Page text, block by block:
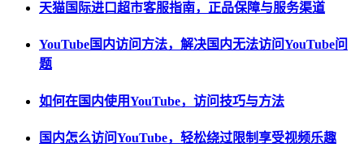
天猫国际进口超市客服指南，正品保障与服务渠道
YouTube国内访问方法，解决国内无法访问YouTube问
题
如何在国内使用YouTube，访问技巧与方法
国内怎么访问YouTube，轻松绕过限制享受视频乐趣